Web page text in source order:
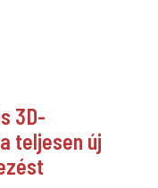
3D-
teljesen új